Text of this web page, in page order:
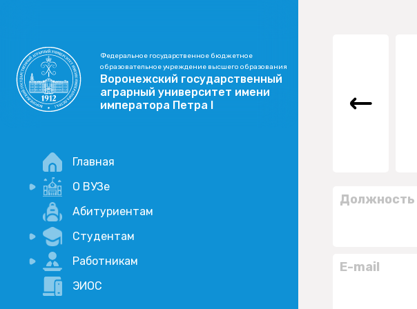
Федеральное государственное бюджетное
образовательное учреждение высшего образования
Воронежский государственный
аграрный университет имени
императора Петра I
Главная
О ВУЗе
Новости
Учебный процесс
Научная деятельность
Абитуриентам
Студентам
Портал дистанционого обучения
Академические отпуска
Работникам
Внимание, опрос!
ЭИОС
Должность
E-mail